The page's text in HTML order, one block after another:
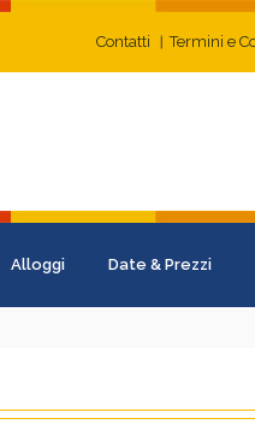
Contatti Termini e
Alloggi Date & Prezzi